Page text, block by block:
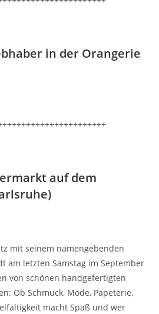
in der Orangerie
auf dem
mit seinem namengebenden
am letzten Samstag im September
von schönen handgefertigten
Ob Schmuck, Mode, Papeterie,
macht Spaß und wer